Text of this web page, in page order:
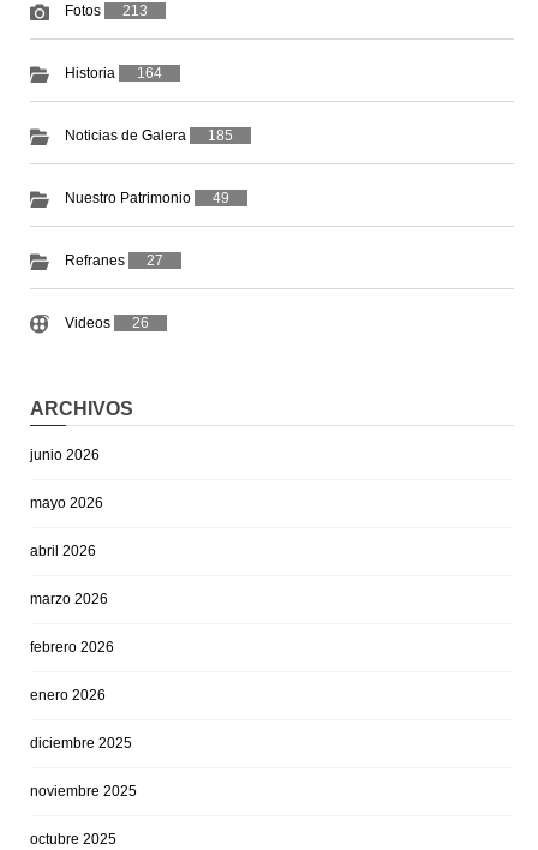
Fotos 213
Historia 164
Noticias de Galera 185
Nuestro Patrimonio 49
Refranes 27
Videos 26
ARCHIVOS
junio 2026
mayo 2026
abril 2026
marzo 2026
febrero 2026
enero 2026
diciembre 2025
noviembre 2025
octubre 2025